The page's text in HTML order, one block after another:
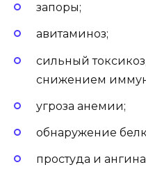
запоры;
авитаминоз;
сильный
снижением
угроза анемии;
обнаружение
простуда и